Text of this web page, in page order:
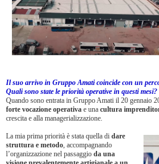
Il suo arrivo in Gruppo Amati coincide con un
Quali sono state le priorità operative in questi mesi?
Quando sono entrata in Gruppo Amati il 20 gennaio
forte vocazione operativa e una cultura
crescita e alla managerializzazione.
La mia prima priorità è stata quella di dare
struttura e metodo , accompagnando
l’organizzazione nel passaggio da una